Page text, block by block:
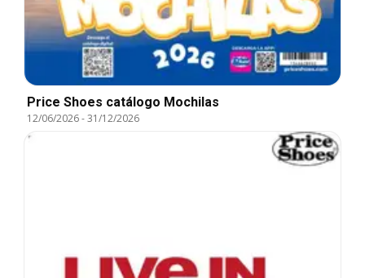
Price Shoes catálogo Mochilas
12/06/2026-31/12/2026